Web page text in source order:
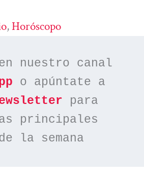
, Horóscopo
nuestro canal
o apúntate a
para
principales
la semana